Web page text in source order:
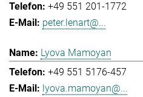
+49 551 201-1772
peter.lenart@...
Lyova Mamoyan
+49 551 5176-457
lyova.mamoyan@...